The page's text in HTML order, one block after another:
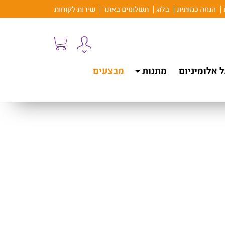
הנחה כמותית בלוג תשלומים באתר שירות לקוחות
אלומיניום מתנות
מבצעים